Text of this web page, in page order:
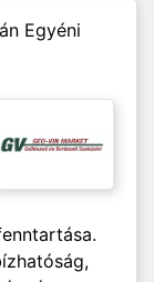
Egyéni